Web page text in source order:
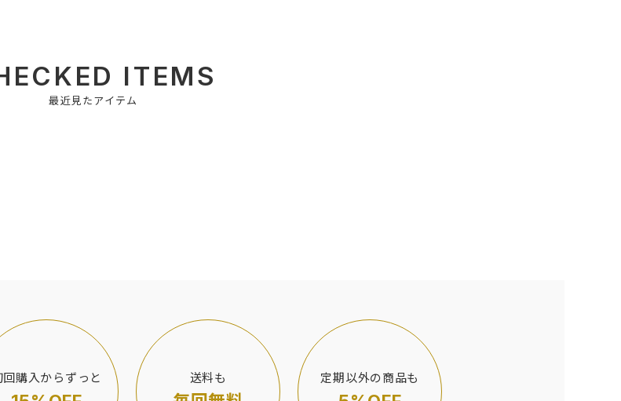
ITEMS
最近見たアイテム
回購入からずっと 送料も 定期以外の商品も